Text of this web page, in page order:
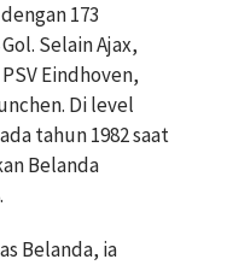
173
Selain Ajax,
Eindhoven,
Di level
tahun 1982 saat
Belanda
Belanda, ia